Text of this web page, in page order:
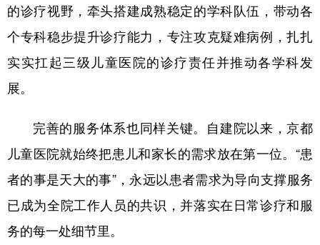
的诊疗视野，牵头搭建成熟稳定的学科队伍，带动各
个专科稳步提升诊疗能力，专注攻克疑难病例，扎扎
实实扛起三级儿童医院的诊疗责任并推动各学科发
展。
完善的服务体系也同样关键。自建院以来，京都
儿童医院就始终把患儿和家长的需求放在第一位。“患
者的事是天大的事”，永远以患者需求为导向支撑服务
已成为全院工作人员的共识，并落实在日常诊疗和服
务的每一处细节里。